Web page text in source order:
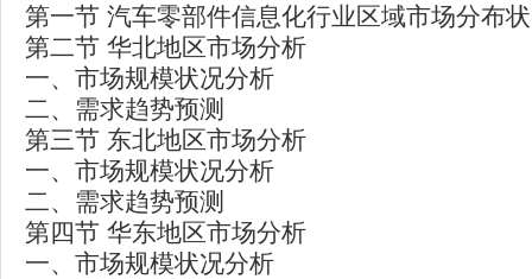
第一节 汽车零部件信息化行业区域市场分布
第二节 华北地区市场分析
一、市场规模状况分析
二、需求趋势预测
第三节 东北地区市场分析
一、市场规模状况分析
二、需求趋势预测
第四节 华东地区市场分析
一、市场规模状况分析